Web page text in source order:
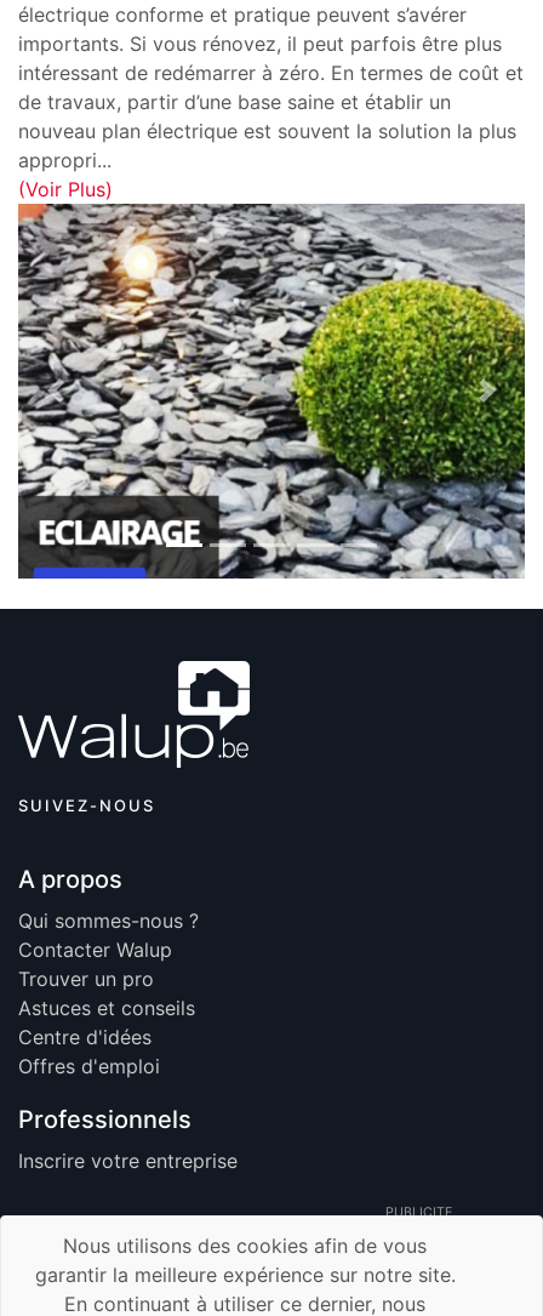
électrique conforme et pratique peuvent s’avérer
importants. Si vous rénovez, il peut parfois être plus
intéressant de redémarrer à zéro. En termes de coût et
de travaux, partir d’une base saine et établir un
nouveau plan électrique est souvent la solution la plus
appropri...
(Voir Plus)
Previous Next
SUIVEZ-NOUS
A propos
Qui sommes-nous ?
Contacter Walup
Trouver un pro
Astuces et conseils
Centre d'idées
Offres d'emploi
Professionnels
Inscrire votre entreprise
PUBLICITE
© 2026 Walup.be - Tous Droits Réservés -
Nous utilisons des cookies afin de vous
garantir la meilleure expérience sur notre site.
En continuant à utiliser ce dernier, nous